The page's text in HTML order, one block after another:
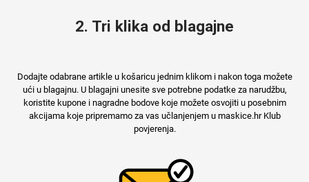
2. Tri klika od blagajne
Dodajte odabrane artikle u košaricu jednim klikom i nakon toga možete
ući u blagajnu. U blagajni unesite sve potrebne podatke za narudžbu,
koristite kupone i nagradne bodove koje možete osvojiti u posebnim
akcijama koje pripremamo za vas učlanjenjem u maskice.hr Klub
povjerenja.